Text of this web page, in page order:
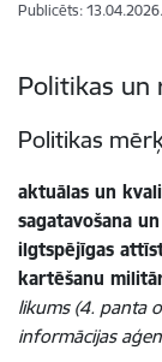
Publicēts: 13.04.2026.
Politikas un
Politikas
aktuālas un
sagatavošana
ilgtspējīgas
kartēšanu
likums (4. panta
informācijas